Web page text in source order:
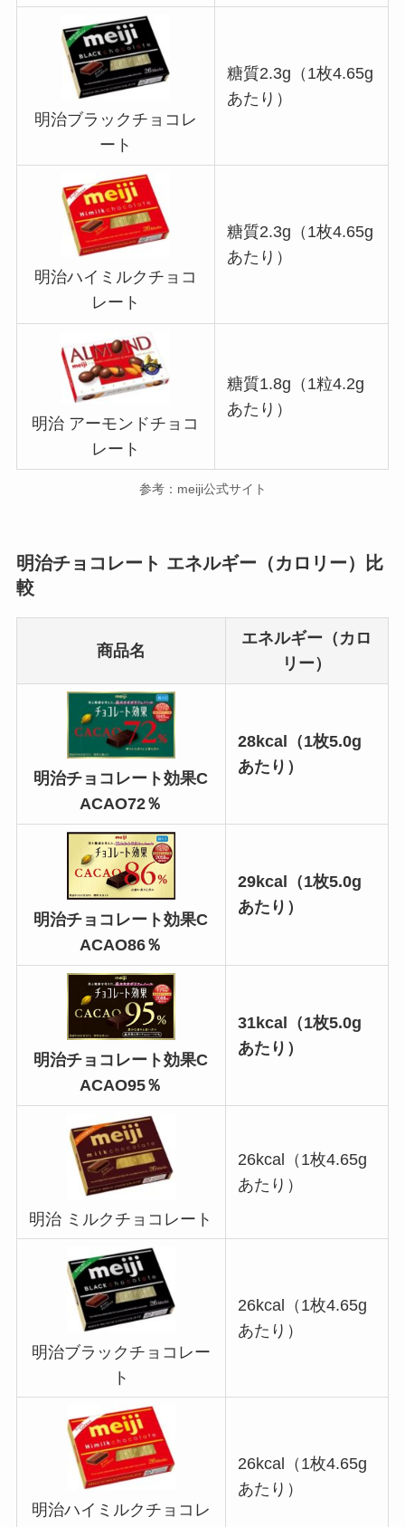
明治ブラックチョコレ
ート
糖質2.3g（1枚4.65g
あたり）
明治ハイミルクチョコ
レート
糖質2.3g（1枚4.65g
あたり）
明治 アーモンドチョコ
レート
糖質1.8g（1粒4.2g
あたり）
参考：meiji公式サイト
明治チョコレート エネルギー（カロリー）比
較
商品名
エネルギー（カロ
リー）
明治チョコレート効果C
ACAO72％
28kcal（1枚5.0g
あたり）
明治チョコレート効果C
ACAO86％
29kcal（1枚5.0g
あたり）
明治チョコレート効果C
ACAO95％
31kcal（1枚5.0g
あたり）
明治 ミルクチョコレート
26kcal（1枚4.65g
あたり）
明治ブラックチョコレー
ト
26kcal（1枚4.65g
あたり）
明治ハイミルクチョコレ
26kcal（1枚4.65g
あたり）